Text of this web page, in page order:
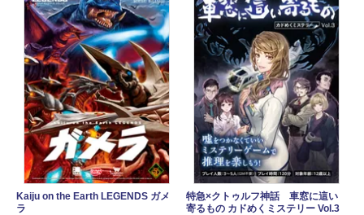
Kaiju on the Earth LEGENDS ガメ
ラ
特急×クトゥルフ神話 車窓に這い
寄るもの カドめくミステリー Vol.3